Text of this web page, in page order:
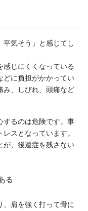
平気そう」と感じてし
感じにくくなっている
どに負担がかかってい
み、しびれ、頭痛など
するのは危険です。事
スとなっています。
が、後遺症を残さない
る
、肩を強く打って骨に